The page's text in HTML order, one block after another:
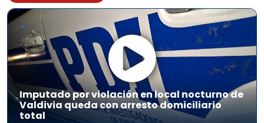
Imputado por violación en local nocturno de
Valdivia queda con arresto domiciliario
total